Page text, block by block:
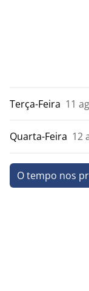
Terça-Feira 11
Quarta-Feira 12
O tempo nos